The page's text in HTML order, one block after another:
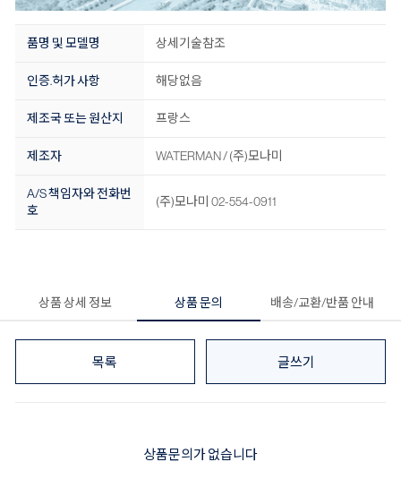
품명 및 모델명 상세기술참조
인증.허가 사항 해당없음
제조국 또는 원산지 프랑스
제조자 WATERMAN / (주)모나미
A/S 책임자와 전화번
호
(주)모나미 02-554-0911
상품 상세 정보 상품 문의 배송/교환/반품 안내
목록 글쓰기
상품문의가 없습니다